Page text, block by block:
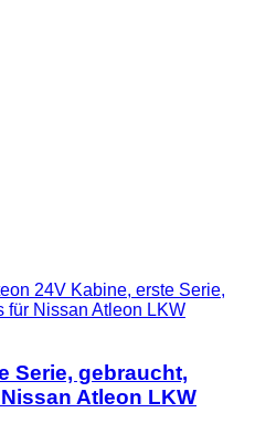
24V Kabine, erste Serie,
für Nissan Atleon LKW
Serie, gebraucht,
Atleon LKW